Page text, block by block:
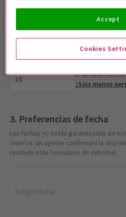
Selecciona el tamaño del
Introduce el número de entradas que
El tamaño
¿Sois menos
Preferencias de fecha
Las fechas no están garantizadas en
reserva. Un agente confirmará la
recibido este formulario de solicitud.
Elegir fecha
Cookies
Accept